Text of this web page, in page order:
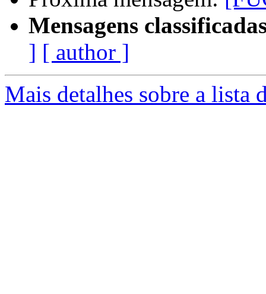
Mensagens
] [ author ]
Mais detalhes sobre a lista